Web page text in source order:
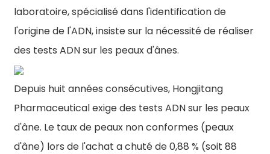
laboratoire, spécialisé dans l'identification de
l'origine de l'ADN, insiste sur la nécessité de réaliser
des tests ADN sur les peaux d'ânes.
Depuis huit années consécutives, Hongjitang
Pharmaceutical exige des tests ADN sur les peaux
d'âne. Le taux de peaux non conformes (peaux
d'âne) lors de l'achat a chuté de 0,88 % (soit 88